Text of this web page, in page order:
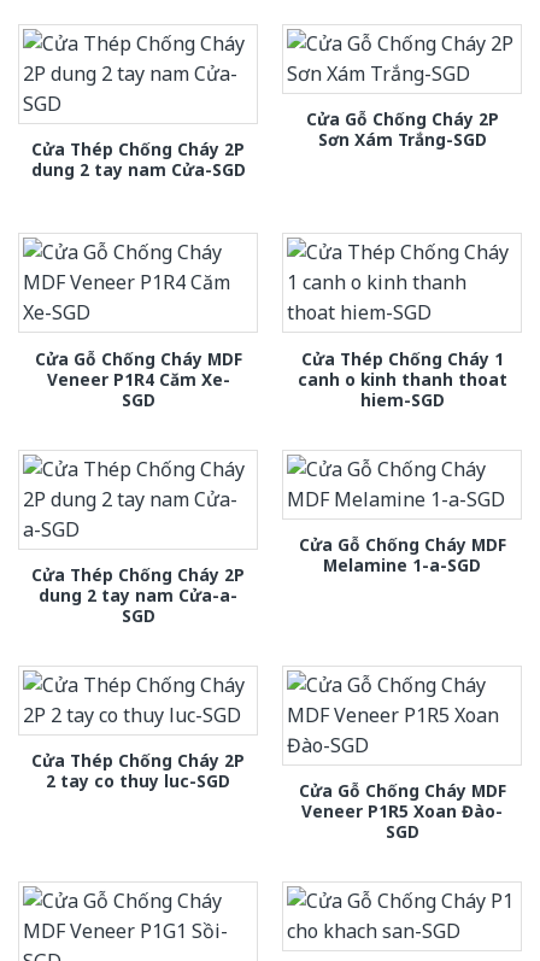
Cửa Thép Chống Cháy 2P
dung 2 tay nam Cửa-SGD
Cửa Gỗ Chống Cháy 2P
Sơn Xám Trắng-SGD
Cửa Gỗ Chống Cháy MDF
Veneer P1R4 Căm Xe-
SGD
Cửa Thép Chống Cháy 1
canh o kinh thanh thoat
hiem-SGD
Cửa Thép Chống Cháy 2P
dung 2 tay nam Cửa-a-
SGD
Cửa Gỗ Chống Cháy MDF
Melamine 1-a-SGD
Cửa Thép Chống Cháy 2P
2 tay co thuy luc-SGD
Cửa Gỗ Chống Cháy MDF
Veneer P1R5 Xoan Đào-
SGD